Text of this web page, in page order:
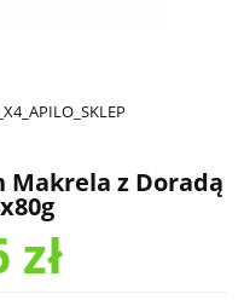
Makrela z Doradą
zł